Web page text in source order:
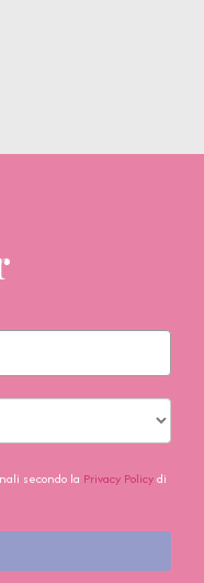
secondo la Privacy Policydi